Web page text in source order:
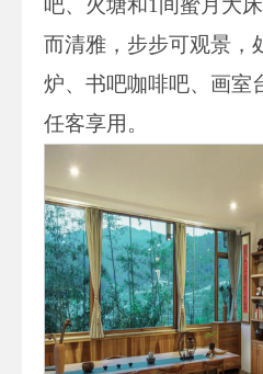
吧、火塘和1间蜜月大
而清雅，步步可观景，
炉、书吧咖啡吧、画室
任客享用。